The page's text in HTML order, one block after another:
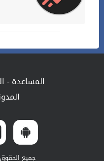
المساعدة-
جميع الحقوق